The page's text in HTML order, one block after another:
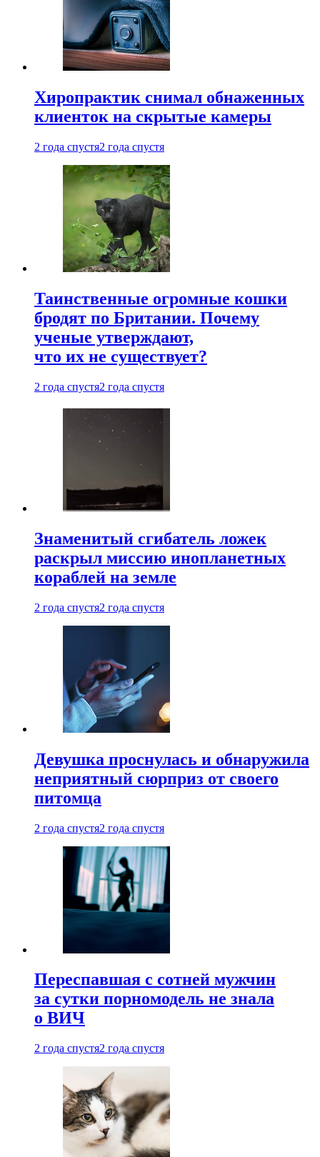
Хиропрактик снимал обнаженных
клиенток на скрытые камеры
2 года спустя2 года спустя
Таинственные огромные кошки
бродят по Британии. Почему
ученые утверждают,
что их не существует?
2 года спустя2 года спустя
Знаменитый сгибатель ложек
раскрыл миссию инопланетных
кораблей на земле
2 года спустя2 года спустя
Девушка проснулась и обнаружила
неприятный сюрприз от своего
питомца
2 года спустя2 года спустя
Переспавшая с сотней мужчин
за сутки порномодель не знала
о ВИЧ
2 года спустя2 года спустя